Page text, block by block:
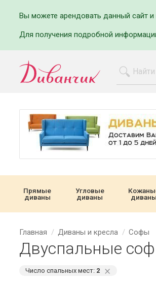
Вы можете арендовать данный сайт и
Для получения подробной
Прямые
диваны
Угловые
диваны
диваны
Главная Диваны и кресла Софы
Двуспальные
Число спальных мест: 2 ⨯